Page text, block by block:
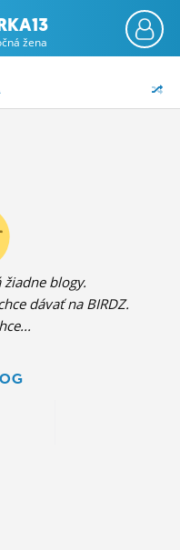
žena
blogy.
dávať na BIRDZ.